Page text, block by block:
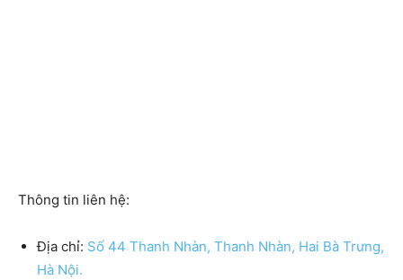
Thông tin liên hệ:
Địa chỉ: Số 44 Thanh Nhàn, Thanh Nhàn, Hai Bà Trưng,
Hà Nội.